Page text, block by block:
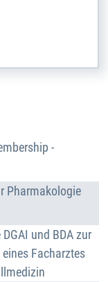
-
Pharmakologie
und BDA zur
Facharztes